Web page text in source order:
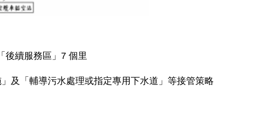
後續服務區」7 個里
及「輔導污水處理或指定專用下水道」等接管策略